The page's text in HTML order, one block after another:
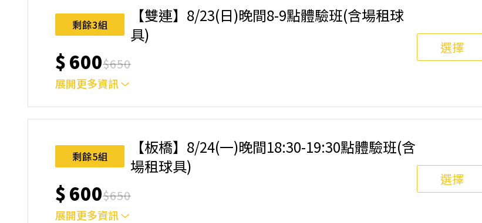
完成後，如因天候因素無法上課，僅提供課程延期選項，恕不退費，請參閱【報名與課程異動規則】。報
名後視為您已同意上述規則。
剩餘3組
【雙連】8/23(日)晚間8-9點體驗班(含場租球
具)
$600$650
展開更多資訊
選擇
｜單人報名方案說明｜ 本體驗課程採4人開班，8人滿班制。歡迎邀請親友一同報名參加，享受團體運動
完成後，如因天候因素無法上課，僅提供課程延期選項，恕不退費，請參閱【報名與課程異動規則】。報
名後視為您已同意上述規則。
剩餘5組
【板橋】8/24(一)晚間18:30-19:30點體驗班(含
場租球具)
$600$650
展開更多資訊
選擇